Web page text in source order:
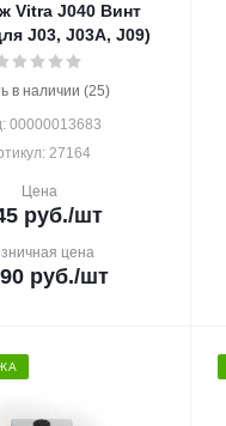
Vitra J040 Винт
J03, J03A, J09)
в наличии (25)
00000013683
27164
Цена
руб./шт
цена
руб./шт